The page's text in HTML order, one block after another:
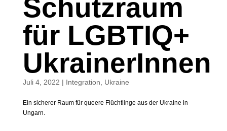
Schutzraum
für LGBTIQ+
UkrainerInnen
Juli 4, 2022 | Integration Ukraine
Ein sicherer Raum für queere Flüchtlinge aus der Ukraine in
Ungarn.